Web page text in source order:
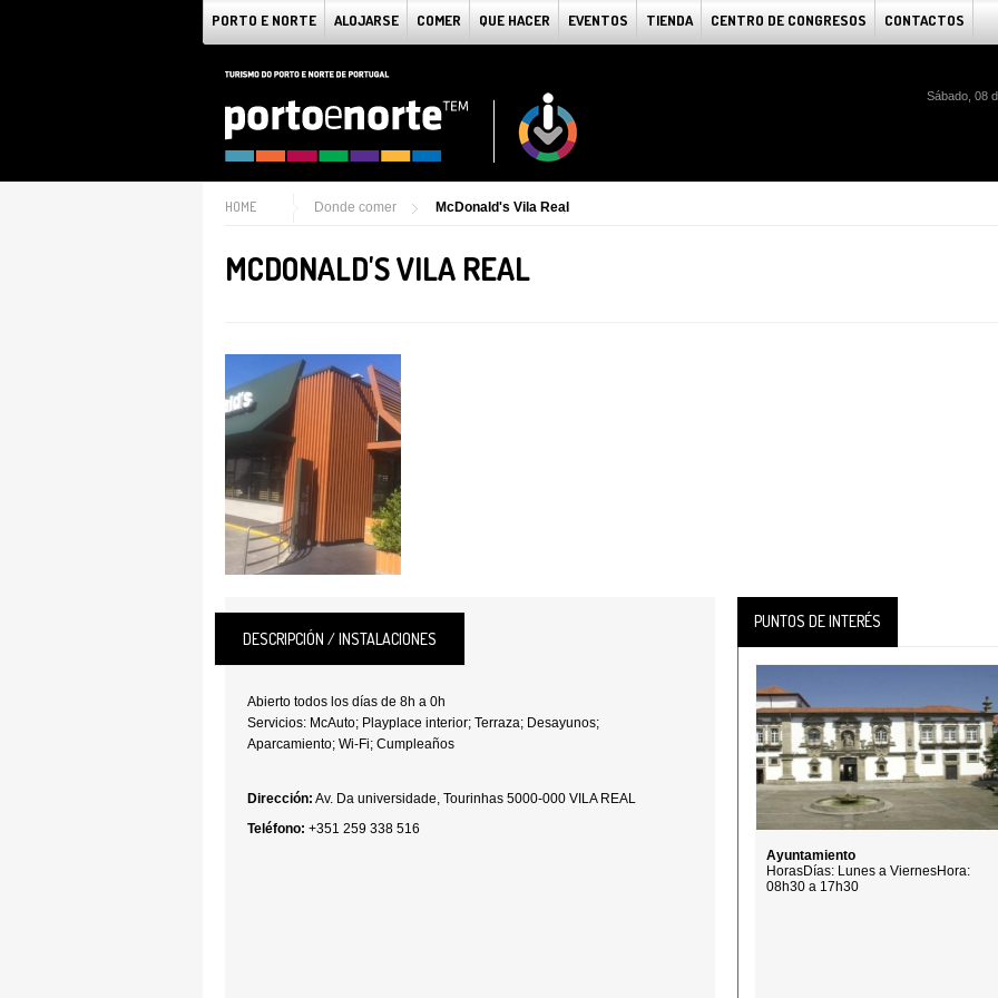
PORTO E NORTE ALOJARSE COMER QUE HACER EVENTOS TIENDA CENTRO DE CONGRESOS CONTACTOS
Sábado, 08
HOME Donde comer McDonald's Vila Real
MCDONALD'S VILA REAL
DESCRIPCIÓN / INSTALACIONES
Abierto todos los días de 8h a 0h
Servicios: McAuto; Playplace interior; Terraza; Desayunos;
Aparcamiento; Wi-Fi; Cumpleaños
Dirección: Av. Da universidade, Tourinhas 5000-000 VILA REAL
Teléfono: +351 259 338 516
PUNTOS DE INTERÉS
Ayuntamiento
HorasDías: Lunes a ViernesHora:
08h30 a 17h30